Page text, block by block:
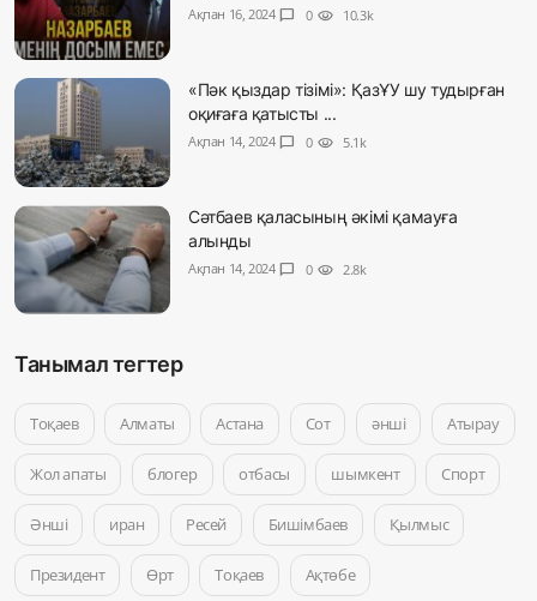
Ақпан 16, 2024 chat_bubble 0 visibility 10.3k
«Пәк қыздар тізімі»: ҚазҰУ шу тудырған
оқиғаға қатысты ...
Ақпан 14, 2024 chat_bubble 0 visibility 5.1k
Сәтбаев қаласының әкімі қамауға
алынды
Ақпан 14, 2024 chat_bubble 0 visibility 2.8k
Танымал тегтер
Тоқаев Алматы Астана Сот әнші Атырау
Жол апаты блогер отбасы шымкент Спорт
Әнші иран Ресей Бишімбаев Қылмыс
Президент Өрт Тоқаев Ақтөбе